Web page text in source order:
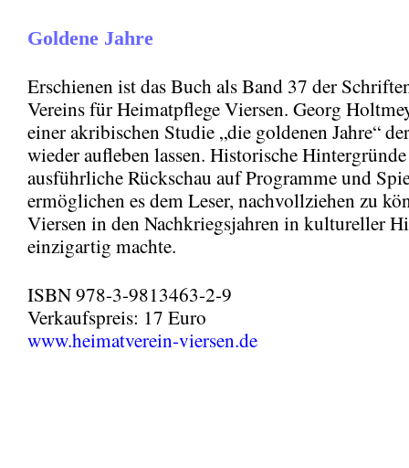
Goldene Jahre
Erschienen ist das Buch als Band 37 der
Vereins für Heimatpflege Viersen. Georg
einer akribischen Studie „die goldenen Jahre“
wieder aufleben lassen. Historische
ausführliche Rückschau auf Programme und
ermöglichen es dem Leser, nachvollziehen zu
Viersen in den Nachkriegsjahren in kultureller
einzigartig machte.
ISBN 978-3-9813463-2-9
Verkaufspreis: 17 Euro
www.heimatverein-viersen.de